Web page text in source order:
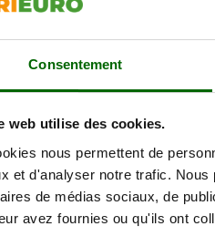
Consentement
web utilise des cookies.
nous permettent de
et d'analyser notre trafic.
de médias sociaux, de
avez fournies ou qu'ils ont
: permet de modifier la hauteur
facilite la mise en marche
une donnée prudente pour éviter
et
car elle est proportionnelle à la
semi-
choix
non fréquente, idéale pour